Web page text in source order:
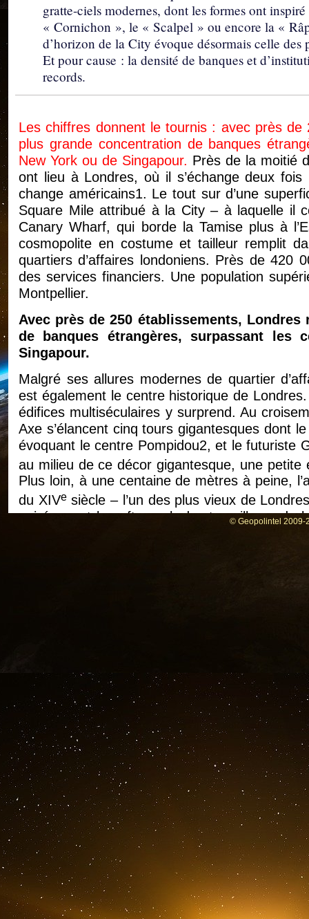
gratte-ciels modernes, dont les formes ont
« Cornichon », le « Scalpel » ou encore la «
d’horizon de la City évoque désormais celle
Et pour cause : la densité de banques et
records.
Les chiffres donnent le tournis : avec près
plus grande concentration de banques
New York ou de Singapour. Près de la moitié
ont lieu à Londres, où il s’échange deux
change américains1. Le tout sur d’une
Square Mile attribué à la City – à laquelle il
Canary Wharf, qui borde la Tamise plus à
cosmopolite en costume et tailleur remplit
quartiers d’affaires londoniens. Près de 420
des services financiers. Une population
Montpellier.
Avec près de 250 établissements,
de banques étrangères, surpassant les
Singapour.
Malgré ses allures modernes de quartier
est également le centre historique de
édifices multiséculaires y surprend. Au
Axe s’élancent cinq tours gigantesques dont
évoquant le centre Pompidou2, et le futuriste
au milieu de ce décor gigantesque, une petite
Plus loin, à une centaine de mètres à peine,
du XIVesiècle – l’un des plus vieux de
qui égayent les afterwork des travailleurs de
l’histoire semble inévitable.
L’âge d’or de la finance londonienne
Aujourd’hui encore, les traces de
moteurs du capitalisme mondial sont encore
premier rendez-vous nous mène dans le
d’allées médiévales, se tient un pub
qui fut au XVII
esiècle la Jamaica Coffee
premières colonies britanniques des Caraïbes.
servait le café » explique Nick Dearden,
accepté de nous servir de guide. « Puis
spécialisés pour discuter des affaires, en
marchands ».
Le développement de la finance
© Geopolintel 2009-